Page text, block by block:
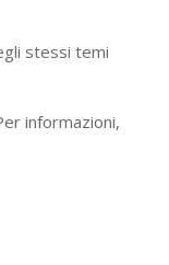
stessi temi
informazioni,